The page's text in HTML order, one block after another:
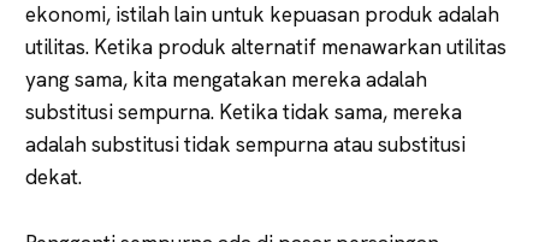
ekonomi, istilah lain untuk kepuasan produk adalah
utilitas. Ketika produk alternatif menawarkan utilitas
yang sama, kita mengatakan mereka adalah
substitusi sempurna. Ketika tidak sama, mereka
adalah substitusi tidak sempurna atau substitusi
dekat.